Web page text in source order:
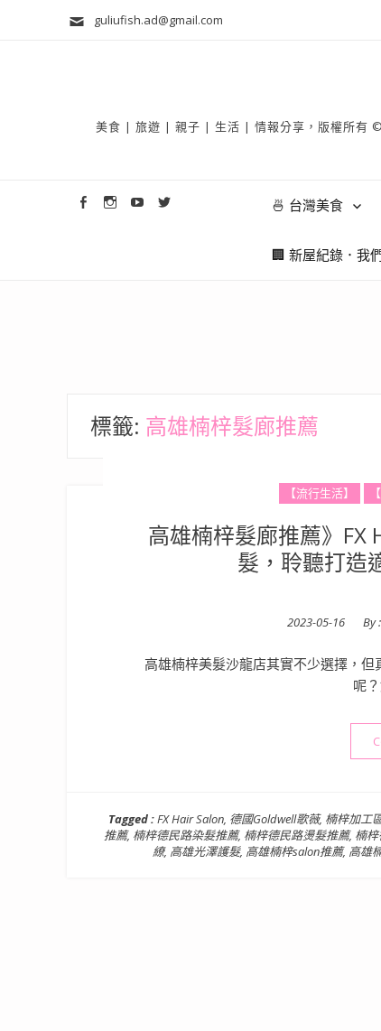
guliufish.ad@gmail.com
美食 | 旅遊 | 親子 | 生活 | 情報分享，版權所有 ©
🍜 台灣美食
🏢 新屋紀錄．我
標籤: 高雄楠梓髮廊推薦
【流行生活】
高雄楠梓髮廊推薦》FX
髮，聆聽打造
Posted
2023-05-16 By :
高雄楠梓美髮沙龍店其實不少選擇，
呢
Tagged :FX Hair Salon, 德國Goldwell歌薇, 楠梓加工
推薦, 楠梓德民路染髮推薦, 楠梓德民路燙髮推薦, 楠
繚, 高雄光澤護髮, 高雄楠梓salon推薦, 高雄